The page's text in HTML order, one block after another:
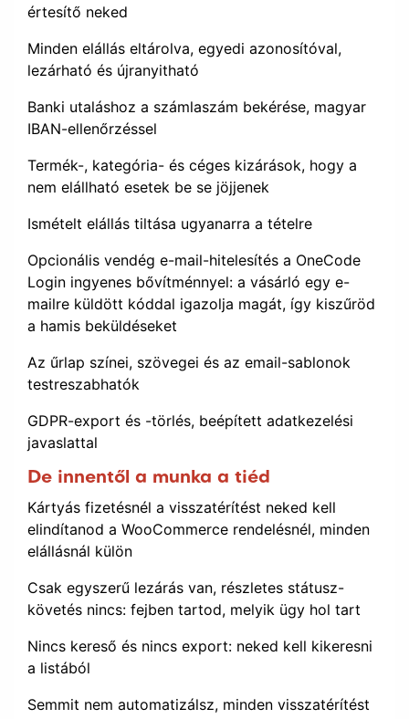
értesítő neked
Minden elállás eltárolva, egyedi azonosítóval,
lezárható és újranyitható
Banki utaláshoz a számlaszám bekérése, magyar
IBAN-ellenőrzéssel
Termék-, kategória- és céges kizárások, hogy a
nem elállható esetek be se jöjjenek
Ismételt elállás tiltása ugyanarra a tételre
Opcionális vendég e-mail-hitelesítés a OneCode
Login ingyenes bővítménnyel: a vásárló egy e-
mailre küldött kóddal igazolja magát, így kiszűröd
a hamis beküldéseket
Az űrlap színei, szövegei és az email-sablonok
testreszabhatók
GDPR-export és -törlés, beépített adatkezelési
javaslattal
De innentől a munka a tiéd
Kártyás fizetésnél a visszatérítést neked kell
elindítanod a WooCommerce rendelésnél, minden
elállásnál külön
Csak egyszerű lezárás van, részletes státusz-
követés nincs: fejben tartod, melyik ügy hol tart
Nincs kereső és nincs export: neked kell kikeresni
a listából
Semmit nem automatizálsz, minden visszatérítést